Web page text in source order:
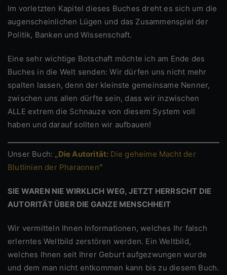
Im vorletzten Kapitel dieses Buches dreht es sich um die
augenscheinlichen Lügen und das Zusammenspiel der
Politik, Banken und Wissenschaft.
Eine sehr wichtige Botschaft möchte ich am Ende des
Buches in die Welt senden: Wir dürfen uns nicht mehr
spalten lassen, denn der kleinste gemeinsame Nenner,
zwischen uns allen dürfte sein, dass wir inzwischen
ALLE extrem die Schnauze von diesem System voll
haben und darauf sollten wir aufbauen!
Unser Buch: „Die Autorität: Die geheime Macht der
Blutlinien der Pharaonen“
SIE WAREN NIE WIRKLICH WEG, JETZT HERRSCHT DIE
AUTORITÄT ÜBER DIE GANZE MENSCHHEIT
Wir vermitteln Ihnen Informationen, welches Ihr falsch
erlerntes Weltbild zerstören werden. Ein Weltbild,
welches Ihnen seit Ihrer Geburt aufgezwungen wurde
und dem man nicht entkommen kann bis zu diesem Buch.